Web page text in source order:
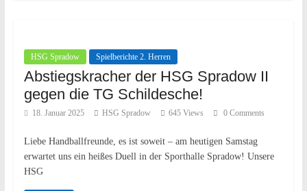
HSG Spradow Spielberichte 2. Herren
Abstiegskracher der HSG Spradow II
gegen die TG Schildesche!
18. Januar 2025 HSG Spradow 645 Views 0 Comments
Liebe Handballfreunde, es ist soweit – am heutigen Samstag
erwartet uns ein heißes Duell in der Sporthalle Spradow! Unsere
HSG